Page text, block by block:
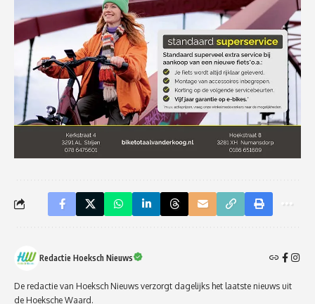
Redactie Hoeksch Nieuws
De redactie van Hoeksch Nieuws verzorgt dagelijks het laatste nieuws uit
de Hoeksche Waard.